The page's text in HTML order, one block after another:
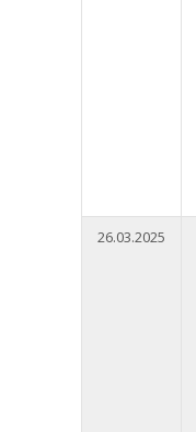
26.03.2025